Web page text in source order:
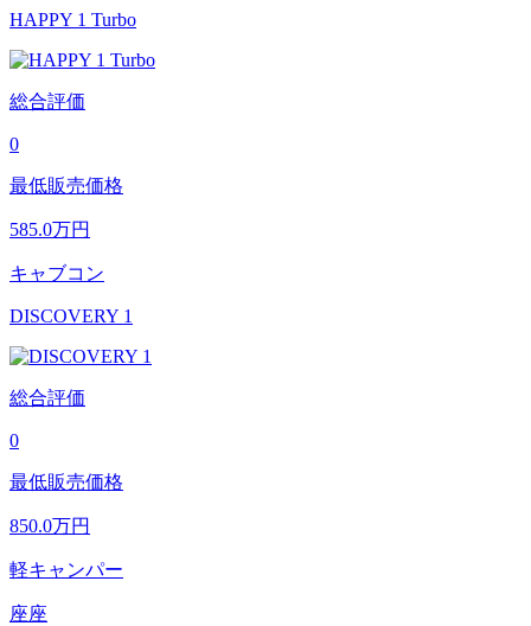
HAPPY 1 Turbo
総合評価
0
最低販売価格
585.0万円
キャブコン
DISCOVERY 1
総合評価
0
最低販売価格
850.0万円
軽キャンパー
座座